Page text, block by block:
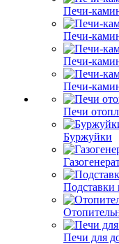
Печи-
Печи-
Печи-
Печи-
Печи
Буржуйки
Подставки
Печи для